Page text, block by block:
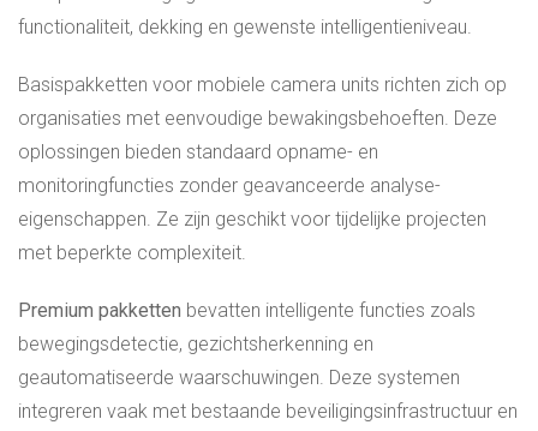
functionaliteit, dekking en gewenste intelligentieniveau.
Basispakketten voor mobiele camera units richten zich op
organisaties met eenvoudige bewakingsbehoeften. Deze
oplossingen bieden standaard opname- en
monitoringfuncties zonder geavanceerde analyse-
eigenschappen. Ze zijn geschikt voor tijdelijke projecten
met beperkte complexiteit.
Premium pakketten bevatten intelligente functies zoals
bewegingsdetectie, gezichtsherkenning en
geautomatiseerde waarschuwingen. Deze systemen
integreren vaak met bestaande beveiligingsinfrastructuur en